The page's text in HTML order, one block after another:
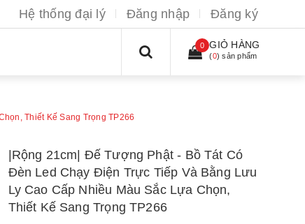
Hệ thống đại lý Đăng nhập Đăng ký
0 GIỎ HÀNG
(0) sản phẩm
Thiết Kế Sang Trọng TP266
|Rộng 21cm| Đế Tượng Phật - Bồ Tát Có
Đèn Led Chạy Điện Trực Tiếp Và Bằng Lưu
Ly Cao Cấp Nhiều Màu Sắc Lựa Chọn,
Thiết Kế Sang Trọng TP266